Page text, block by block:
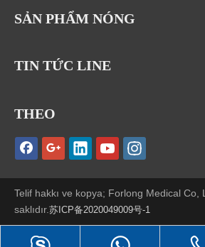
SẢN PHẨM NÓNG
TIN TỨC LINE
THEO
Telif hakkı ve kopya; Forlong Medical Co,
saklıdır. 苏ICP备2020049009号-1